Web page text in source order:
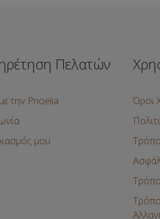
Πελατών
την Pnoelia
μου
Όροι